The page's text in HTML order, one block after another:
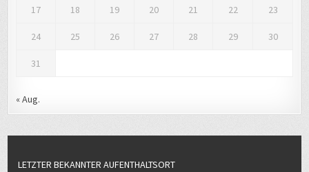
17 18 19 20 21 22 23
24 25 26 27 28 29 30
31
« Aug.
LETZTER BEKANNTER AUFENTHALTSORT